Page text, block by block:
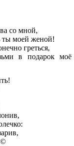
со мной,
ты моей женой!
греться,
в подарок моё
©